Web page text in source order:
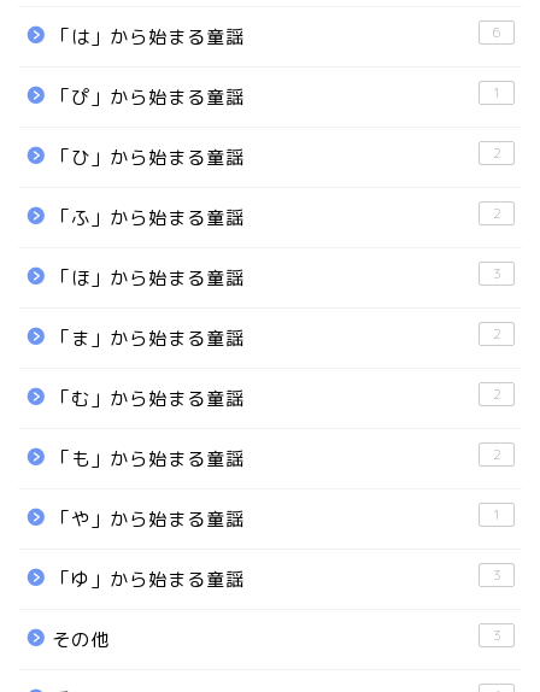
「は」から始まる童謡 6
「ぴ」から始まる童謡 1
「ひ」から始まる童謡 2
「ふ」から始まる童謡 2
「ほ」から始まる童謡 3
「ま」から始まる童謡 2
「む」から始まる童謡 2
「も」から始まる童謡 2
「や」から始まる童謡 1
「ゆ」から始まる童謡 3
その他 3